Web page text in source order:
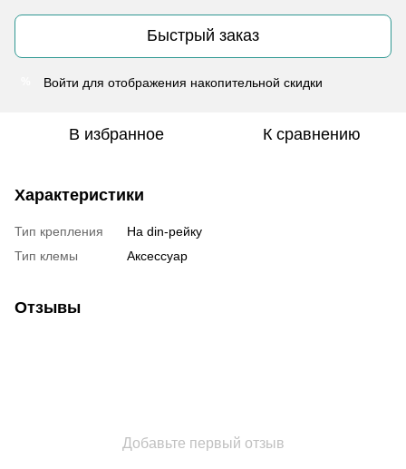
Быстрый заказ
Войти для отображения накопительной скидки
В избранное К сравнению
Характеристики
Тип крепления
На din-рейку
Тип клемы
Аксессуар
Отзывы
Добавьте первый отзыв